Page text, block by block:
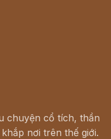
chuyện cổ tích, thần
nơi trên thế giới.